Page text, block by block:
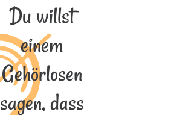
Du willst
einem
Gehörlosen
sagen, dass